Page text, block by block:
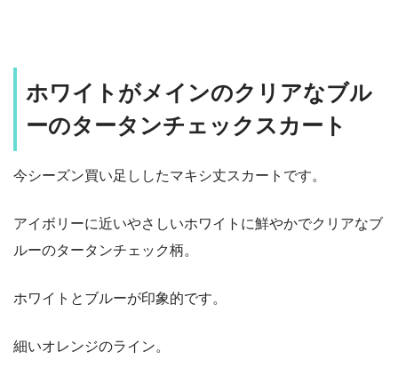
ホワイトがメインのクリアなブル
ーのタータンチェックスカート
今シーズン買い足ししたマキシ丈スカートです。
アイボリーに近いやさしいホワイトに鮮やかでクリアなブ
ルーのタータンチェック柄。
ホワイトとブルーが印象的です。
細いオレンジのライン。